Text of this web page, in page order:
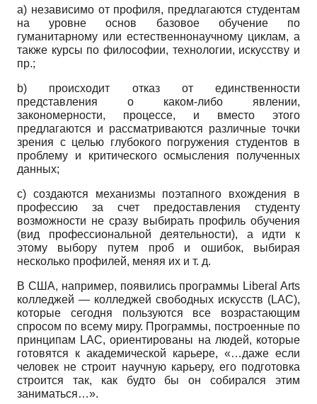
a) независимо от профиля, предлагаются студентам
на уровне основ базовое обучение по
гуманитарному или естественнонаучному циклам, а
также курсы по философии, технологии, искусству и
пр.;
b) происходит отказ от единственности
представления о каком-либо явлении,
закономерности, процессе, и вместо этого
предлагаются и рассматриваются различные точки
зрения c целью глубокого погружения студентов в
проблему и критического осмысления полученных
данных;
c) создаются механизмы поэтапного вхождения в
профессию за счет предоставления студенту
возможности не сразу выбирать профиль обучения
(вид профессиональной деятельности), а идти к
этому выбору путем проб и ошибок, выбирая
несколько профилей, меняя их и т. д.
В США, например, появились программы Liberal Arts
колледжей — колледжей свободных искусств (LAC),
которые сегодня пользуются все возрастающим
спросом по всему миру. Программы, построенные по
принципам LAC, ориентированы на людей, которые
готовятся к академической карьере, «…даже если
человек не строит научную карьеру, его подготовка
строится так, как будто бы он собирался этим
заниматься…».